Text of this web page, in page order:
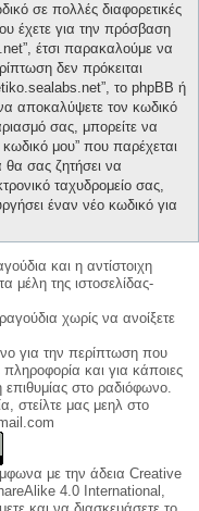
σε πολλές διαφορετικές
έχετε για την πρόσβαση
έτσι παρακαλούμε να
δεν πρόκειται
το phpBB ή
αποκαλύψετε τον κωδικό
σας, μπορείτε να
κωδικό μου” που παρέχεται
θα σας ζητήσει να
ταχυδρομείο σας,
έναν νέο κωδικό για
και η αντίστοιχη
μέλη της ιστοσελίδας-
χωρίς να ανοίξετε
για την περίπτωση που
και για κάποιες
επιθυμίας στο ραδιόφωνο.
στείλτε μας μεηλ στο
με την άδεια Creative
4.0 International,